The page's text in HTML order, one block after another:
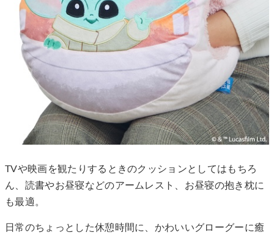
TVや映画を観たりするときのクッションとしてはもちろ
ん、読書やお昼寝などのアームレスト、お昼寝の抱き枕に
も最適。
日常のちょっとした休憩時間に、かわいいグローグーに癒